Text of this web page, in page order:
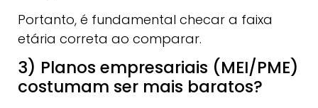
Portanto, é fundamental checar a faixa
etária correta ao comparar.
3) Planos empresariais (MEI/PME)
costumam ser mais baratos?